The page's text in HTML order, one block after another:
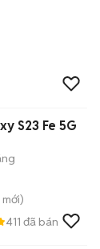
S23 Fe 5G
mới)
411 đã bán